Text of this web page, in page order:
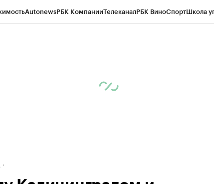
AutonewsРБК КомпанииТелеканалРБК ВиноСпортШкола